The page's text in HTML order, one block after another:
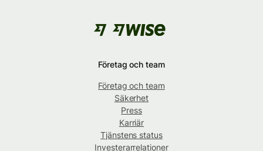
Företag och team
Företag och team
Säkerhet
Press
Karriär
Tjänstens status
Investerarrelationer